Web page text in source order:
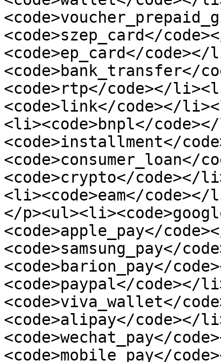
<code>szep_card</
<code>ep_card</
<code>bank_transfer</
<code>rtp</code></
<code>link</code></
<li><code>bnpl</
<code>installment</
<code>consumer_loan</
<code>crypto</code></
<li><code>eam</
</
<code>apple_pay</
<code>samsung_pay</
<code>barion_pay</
<code>paypal</code></
<code>viva_wallet</
<code>alipay</code></
<code>wechat_pay</
<code>mobile_pay</